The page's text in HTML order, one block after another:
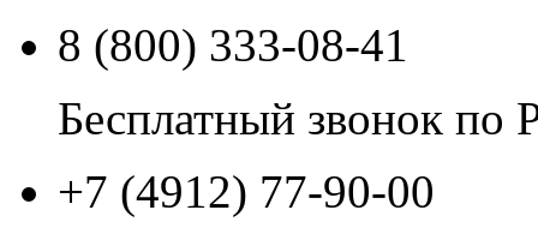
8 (800) 333-08-41
Бесплатный звонок по
+7 (4912) 77-90-00